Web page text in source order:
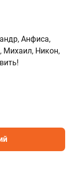
Анфиса,
Михаил, Никон,